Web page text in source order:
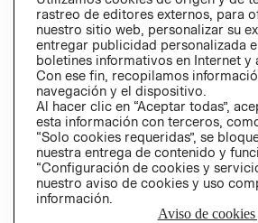
Perú (S/)
CAMBIAR REGIÓN
rastreo de editores externos, para
nuestro sitio web, personalizar su
entregar publicidad personalizada
boletines informativos en Internet
Con ese fin, recopilamos
navegación y el dispositivo.
Al hacer clic en “Aceptar todas”,
esta información con terceros,
“Solo cookies requeridas”, se
nuestra entrega de contenido y
“Configuración de cookies y
nuestro aviso de cookies y uso
información.
Aviso de